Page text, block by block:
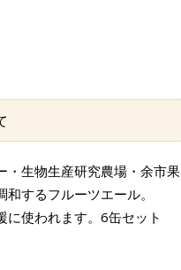
・生物生産研究農場・余市果
するフルーツエール。
に使われます。6缶セット